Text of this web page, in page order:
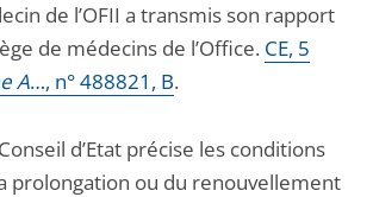
de l’OFII a transmis son rapport
de médecins de l’Office. CE, 5
A…, n° 488821, B.
d’Etat précise les conditions
prolongation ou du renouvellement